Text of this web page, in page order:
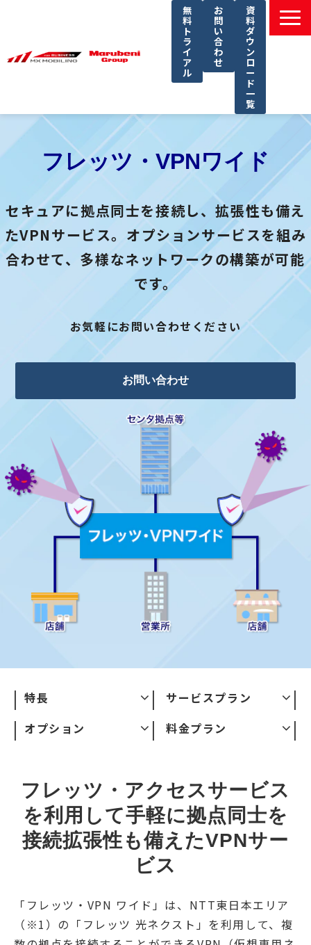
無
料
ト
ラ
イ
ア
ル
お
問
い
合
わ
せ
資
料
ダ
ウ
ン
ロ
ー
ド
一
覧
選ばれる理由
課題別ソリューション一覧
導入事例
セミナー
コラム
よくあるご質問
フレッツ・VPNワイド
セキュアに拠点同士を接続し、拡張性も備え
たVPNサービス。オプションサービスを組み
合わせて、多様なネットワークの構築が可能
です。
お気軽にお問い合わせください
お問い合わせ
特長
サービスプラン
オプション
料金プラン
フレッツ・アクセスサービス
を利用して手軽に拠点同士を
接続拡張性も備えたVPNサー
ビス
「フレッツ・VPN ワイド」は、NTT東日本エリア
（※1）の「フレッツ 光ネクスト」を利用して、複